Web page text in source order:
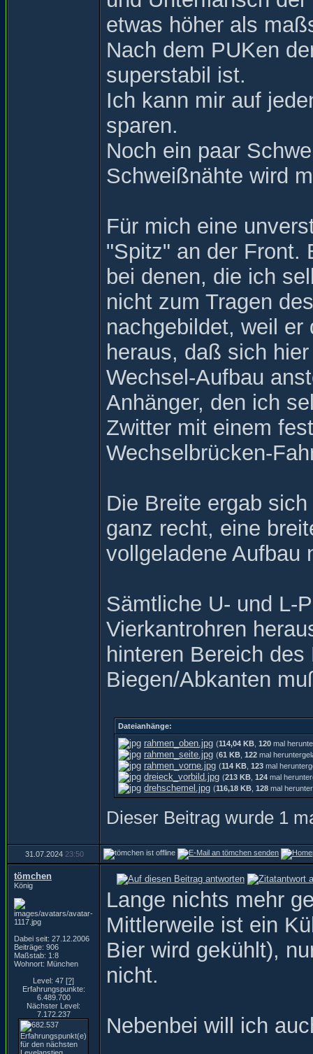
etwas höher als
Nach dem PUKen
superstabil ist.
Ich kann mir auf
sparen.
Noch ein paar
Schweißnähte wird
Für mich eine
"Spitz" an der Front.
bei denen, die ich
nicht zum Tragen
nachgebildet, weil
heraus, daß sich
Wechsel-Aufbau
Anhänger, den ich
Zwitter mit einem
Wechselbrücken-
Die Breite ergab
ganz recht, eine
vollgeladene Aufbau
Sämtliche U- und L-
Vierkantrohren
hinteren Bereich
Biegen/Abkanten
Dateianhänge:
rahmen_oben.jpg (114,04 KB 120 mal
rahmen_seite.jpg (61 KB 122 mal
rahmen_vorne.jpg (114 KB 123 mal
dreieck_vorbild.jpg (213 KB 124 mal
drehschemel.jpg (116,18 KB 128 mal
Dieser Beitrag wurde 1
31.07.2024 23:50
tömchen
König
Dabei seit: 27.12.2006
Beiträge: 906
Maßstab: 1:8
Wohnort: München
Level: 47 [?]
Erfahrungspunkte:
6.489.700
Nächster Level:
7.172.237
Lange nichts mehr
Mittlerweile ist ein
Bier wird gekühlt),
nicht.
Nebenbei will ich